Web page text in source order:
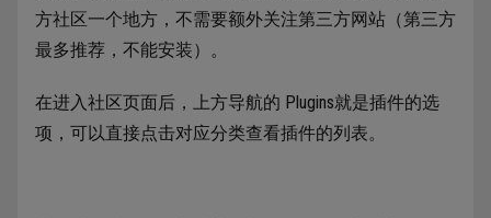
方社区一个地方，不需要额外关注第三方网站（第三方
最多推荐，不能安装）。
在进入社区页面后，上方导航的 Plugins就是插件的选
项，可以直接点击对应分类查看插件的列表。